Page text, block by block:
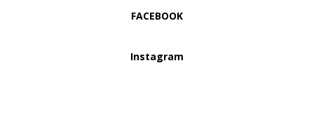
FACEBOOK
Instagram